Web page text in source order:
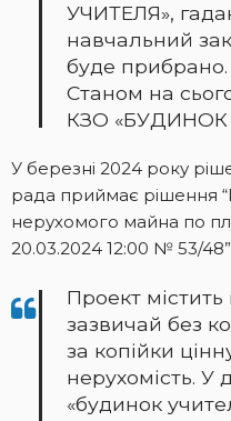
УЧИТЕЛЯ»,
навчальний
буде прибрано.
Станом на
КЗО «БУДИНОК
У березні 2024 року
рада приймає рішення
нерухомого майна по пл.
20.03.2024 12:00 № 53/
Проект
зазвичай без
за копійки
нерухомість. У
«будинок